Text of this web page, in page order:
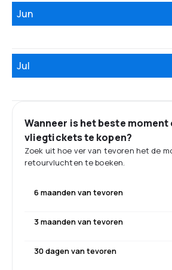
Jun
Jul
Wanneer is het beste moment
vliegtickets te kopen?
Zoek uit hoe ver van tevoren het de
retourvluchten te boeken.
6 maanden van tevoren
3 maanden van tevoren
30 dagen van tevoren